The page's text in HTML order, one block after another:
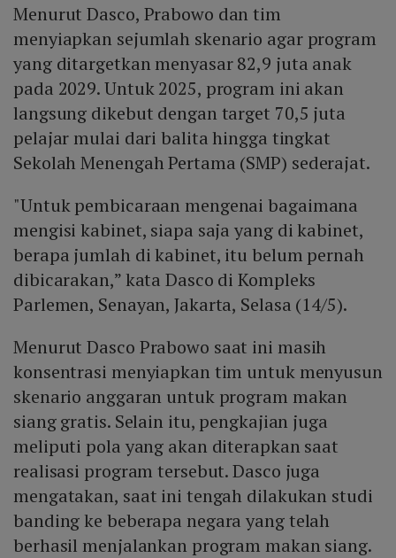
Menurut Dasco, Prabowo dan tim
menyiapkan sejumlah skenario agar program
yang ditargetkan menyasar 82,9 juta anak
pada 2029. Untuk 2025, program ini akan
langsung dikebut dengan target 70,5 juta
pelajar mulai dari balita hingga tingkat
Sekolah Menengah Pertama (SMP) sederajat.
"Untuk pembicaraan mengenai bagaimana
mengisi kabinet, siapa saja yang di kabinet,
berapa jumlah di kabinet, itu belum pernah
dibicarakan,” kata Dasco di Kompleks
Parlemen, Senayan, Jakarta, Selasa (14/5).
Menurut Dasco Prabowo saat ini masih
konsentrasi menyiapkan tim untuk menyusun
skenario anggaran untuk program makan
siang gratis. Selain itu, pengkajian juga
meliputi pola yang akan diterapkan saat
realisasi program tersebut. Dasco juga
mengatakan, saat ini tengah dilakukan studi
banding ke beberapa negara yang telah
berhasil menjalankan program makan siang.